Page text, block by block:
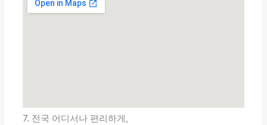
7. 전국 어디서나 편리하게,